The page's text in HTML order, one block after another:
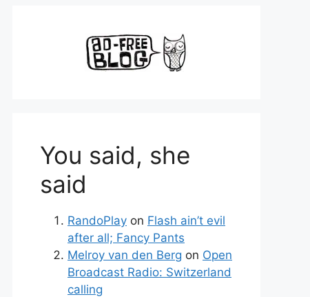
You said, she
said
RandoPlay on Flash ain’t evil
after all; Fancy Pants
Melroy van den Berg on Open
Broadcast Radio: Switzerland
calling